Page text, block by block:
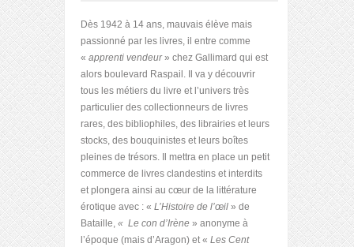
Dès 1942 à 14 ans, mauvais élève mais
passionné par les livres, il entre comme
« apprenti vendeur» chez Gallimard qui est
alors boulevard Raspail. Il va y découvrir
tous les métiers du livre et l’univers très
particulier des collectionneurs de livres
rares, des bibliophiles, des librairies et leurs
stocks, des bouquinistes et leurs boîtes
pleines de trésors. Il mettra en place un petit
commerce de livres clandestins et interdits
et plongera ainsi au cœur de la littérature
érotique avec : « L’Histoire de l’œil » de
Bataille, « Le con d’Irène » anonyme à
l’époque (mais d’Aragon) et « Les Cent